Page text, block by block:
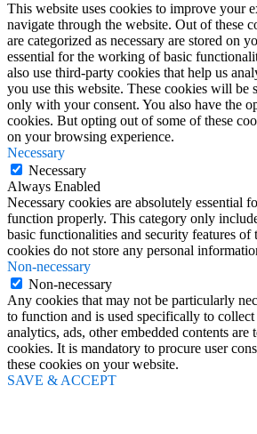
This website uses cookies to improve your
navigate through the website. Out of these
are categorized as necessary are stored on
essential for the working of basic
also use third-party cookies that help us
you use this website. These cookies will be
only with your consent. You also have the
cookies. But opting out of some of these
on your browsing experience.
Necessary
Necessary
Always Enabled
Necessary cookies are absolutely essential
function properly. This category only
basic functionalities and security features of
cookies do not store any personal
Non-necessary
Non-necessary
Any cookies that may not be particularly
to function and is used specifically to collect
analytics, ads, other embedded contents are
cookies. It is mandatory to procure user
these cookies on your website.
SAVE & ACCEPT